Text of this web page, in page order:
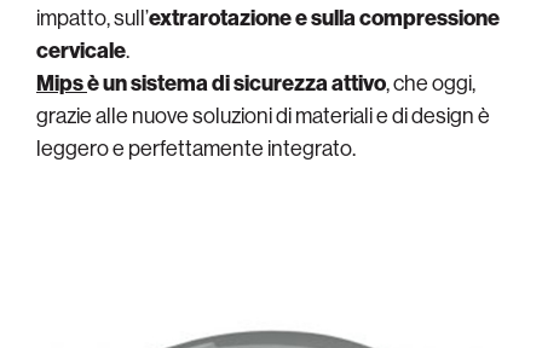
impatto, sull’extrarotazione e sulla compressione
cervicale.
Mipsè un sistema di sicurezza attivo, che oggi,
grazie alle nuove soluzioni di materiali e di design è
leggero e perfettamente integrato.